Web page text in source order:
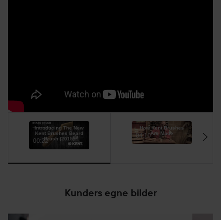
Introducing The New
Kent Brushes Beard
Brush (2015)
00:22
How Kent Brushes
Are Made
04:10
Kunders egne bilder